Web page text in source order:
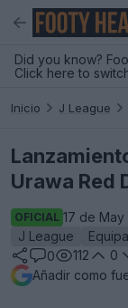
Did you know?
Click here to
Inicio J League
Urawa Red
OFICIAL 17 de
J League
0
112 0
Añadir como